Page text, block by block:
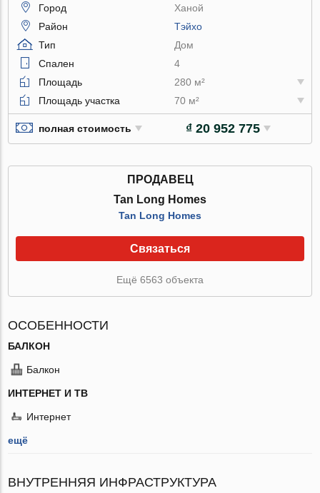
Город
Ханой
Район
Тэйхо
Тип
Дом
Спален
4
Площадь
280 м²
Площадь участка
70 м²
полная стоимость ₫ 20 952 775
ПРОДАВЕЦ
Tan Long Homes
Tan Long Homes
Связаться
Ещё 6563 объекта
ОСОБЕННОСТИ
БАЛКОН
Балкон
ИНТЕРНЕТ И ТВ
Интернет
ещё
ВНУТРЕННЯЯ ИНФРАСТРУКТУРА